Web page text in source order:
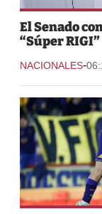
El Senado
“Súper RIGI”
NACIONALES-